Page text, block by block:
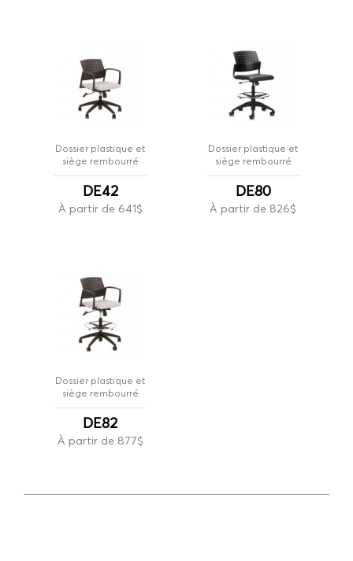
Dossier plastique et
siège rembourré
DE42
À partir de 641$
Dossier plastique et
siège rembourré
DE80
À partir de 826$
Dossier plastique et
siège rembourré
DE82
À partir de 877$